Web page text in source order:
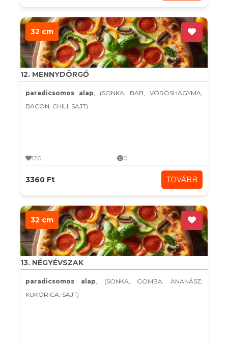
32 cm
12. MENNYDÖRGŐ
paradicsomos alap, (SONKA, BAB, VÖRÖSHAGYMA,
BACON, CHILI, SAJT)
120 0
3360 Ft TOVÁBB
32 cm
13. NÉGYÉVSZAK
paradicsomos alap, (SONKA, GOMBA, ANANÁSZ,
KUKORICA, SAJT)